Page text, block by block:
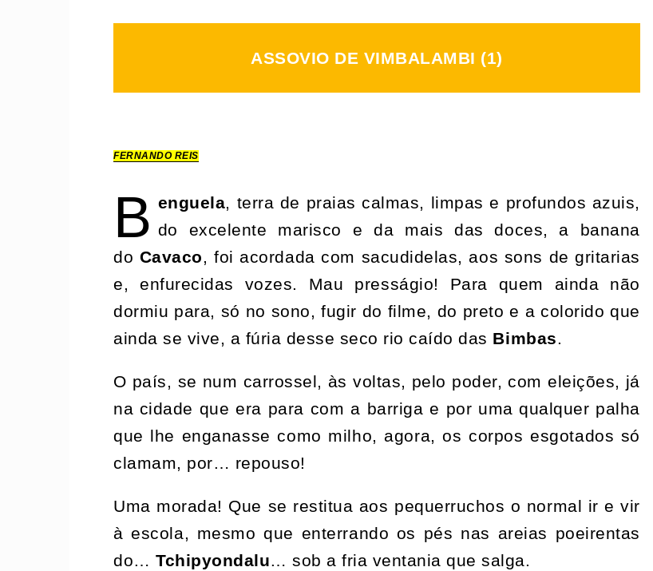
ASSOVIO DE VIMBALAMBI (1)
FERNANDO REIS
B enguela, terra de praias calmas, limpas e profundos azuis,
do excelente marisco e da mais das doces, a banana
do Cavaco, foi acordada com sacudidelas, aos sons de gritarias
e, enfurecidas vozes. Mau presságio! Para quem ainda não
dormiu para, só no sono, fugir do filme, do preto e a colorido que
ainda se vive, a fúria desse seco rio caído das Bimbas.
O país, se num carrossel, às voltas, pelo poder, com eleições, já
na cidade que era para com a barriga e por uma qualquer palha
que lhe enganasse como milho, agora, os corpos esgotados só
clamam, por… repouso!
Uma morada! Que se restitua aos pequerruchos o normal ir e vir
à escola, mesmo que enterrando os pés nas areias poeirentas
do…Tchipyondalu… sob a fria ventania que salga.